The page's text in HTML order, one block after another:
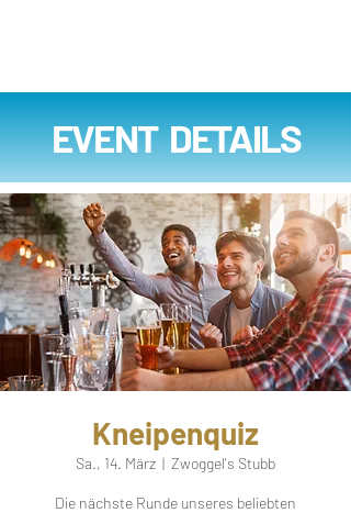
EVENT DETAILS
Kneipenquiz
Sa., 14. März
  |
Zwoggel's Stubb
Die nächste Runde unseres beliebten